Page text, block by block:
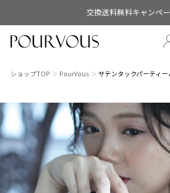
交換送料無料キャンペ
ショップTOP PourVous サテンタックパーティー